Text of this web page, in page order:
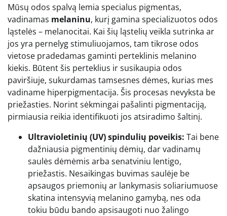
Mūsų odos spalvą lemia specialus pigmentas,
vadinamas melaninu, kurį gamina specializuotos odos
ląstelės – melanocitai. Kai šių ląstelių veikla sutrinka ar
jos yra pernelyg stimuliuojamos, tam tikrose odos
vietose pradedamas gaminti perteklinis melanino
kiekis. Būtent šis perteklius ir susikaupia odos
paviršiuje, sukurdamas tamsesnes dėmes, kurias mes
vadiname hiperpigmentacija. Šis procesas nevyksta be
priežasties. Norint sėkmingai pašalinti pigmentaciją,
pirmiausia reikia identifikuoti jos atsiradimo šaltinį.
Ultravioletinių (UV) spindulių poveikis: Tai bene
dažniausia pigmentinių dėmių, dar vadinamų
saulės dėmėmis arba senatviniu lentigo,
priežastis. Nesaikingas buvimas saulėje be
apsaugos priemonių ar lankymasis soliariumuose
skatina intensyvią melanino gamybą, nes oda
tokiu būdu bando apsisaugoti nuo žalingo